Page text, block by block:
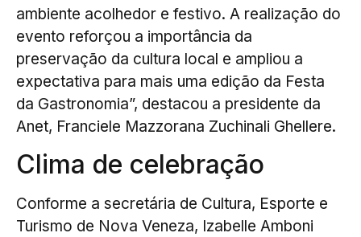
ambiente acolhedor e festivo. A realização do
evento reforçou a importância da
preservação da cultura local e ampliou a
expectativa para mais uma edição da Festa
da Gastronomia”, destacou a presidente da
Anet, Franciele Mazzorana Zuchinali Ghellere.
Clima de celebração
Conforme a secretária de Cultura, Esporte e
Turismo de Nova Veneza, Izabelle Amboni